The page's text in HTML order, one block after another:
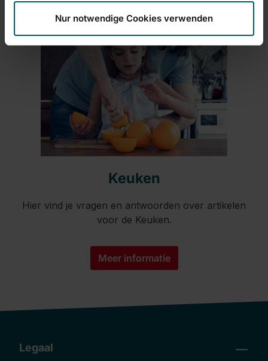
Nur notwendige Cookies verwenden
Keuken
Hier vind je vragen en antwoorden over artikelen
voor de Keuken.
Meer informatie
Legaal